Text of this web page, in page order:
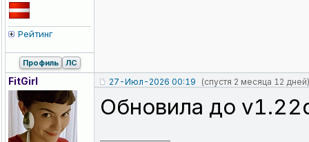
Рейтинг
Профиль ЛС
FitGirl 27-Июл-2026 00:19 (спустя 2 месяца 12 дней)
Обновила до